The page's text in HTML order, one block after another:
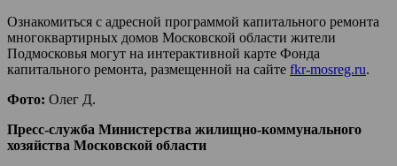
Ознакомиться с адресной программой капитального ремонта
многоквартирных домов Московской области жители
Подмосковья могут на интерактивной карте Фонда
капитального ремонта, размещенной на сайте fkr-mosreg.ru.
Фото: Олег Д.
Пресс-служба Министерства жилищно-коммунального
хозяйства Московской области